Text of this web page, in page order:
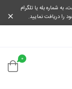
شماره بله یا تلگرام
0